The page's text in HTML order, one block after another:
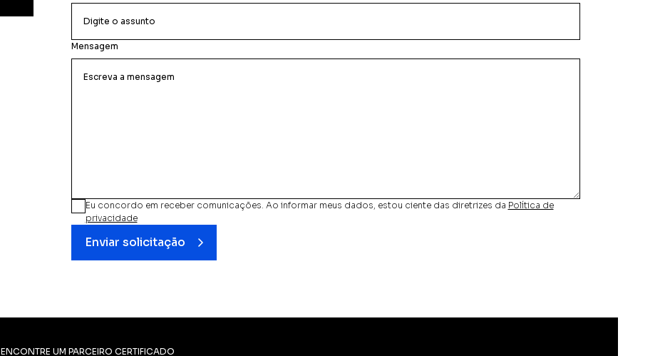
Mensagem
Eu concordo em receber comunicações. Ao informar meus dados, estou ciente das diretrizes da Política de
privacidade
Enviar solicitação
ENCONTRE UM PARCEIRO CERTIFICADO